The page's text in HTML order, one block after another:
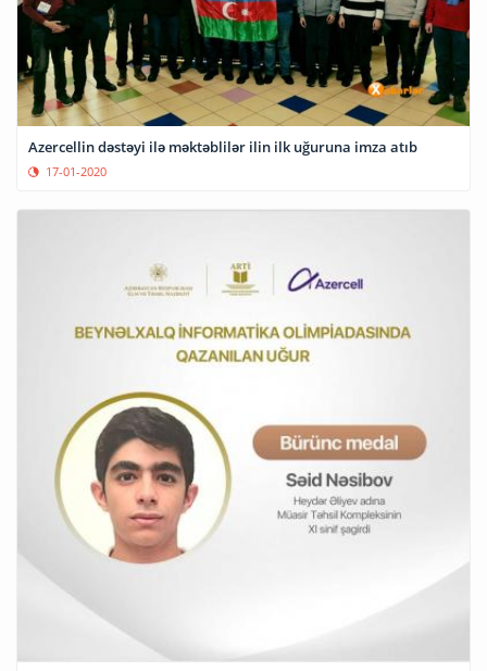
Azercellin dəstəyi ilə məktəblilər ilin ilk uğuruna imza atıb
17-01-2020